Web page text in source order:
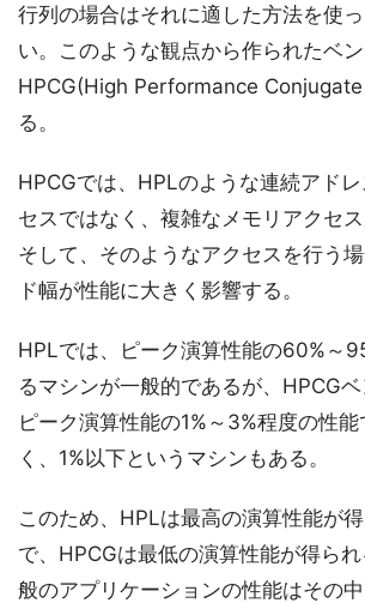
行列の場合はそれに適した方法を使
い。このような観点から作られたベ
HPCG(High Performance
る。
HPCGでは、HPLのような連続アド
セスではなく、複雑なメモリアクセス
そして、そのようなアクセスを行う
ド幅が性能に大きく影響する。
HPLでは、ピーク演算性能の60%～
るマシンが一般的であるが、HPCG
ピーク演算性能の1%～3%程度の性
く、1%以下というマシンもある。
このため、HPLは最高の演算性能が
で、HPCGは最低の演算性能が得ら
般のアプリケーションの性能はその